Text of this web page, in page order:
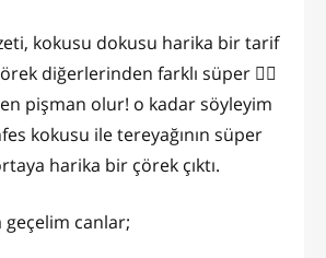
kokusu dokusu harika bir tarif
diğerlerinden farklı süper 👌🏻
pişman olur! o kadar söyleyim
kokusu ile tereyağının süper
harika bir çörek çıktı.
geçelim canlar;